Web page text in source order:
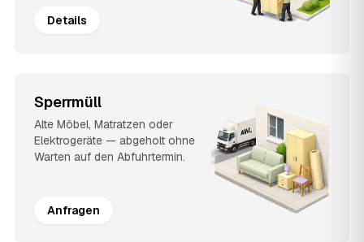
Details
Sperrmüll
Alte Möbel, Matratzen oder
Elektrogeräte — abgeholt ohne
Warten auf den Abfuhrtermin.
Anfragen